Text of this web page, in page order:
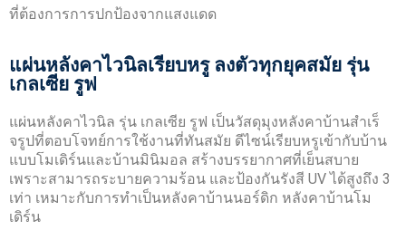
ที่ต้องการการปกป้องจากแสงแดด
แผ่นหลังคาไวนิลเรียบหรู ลงตัวทุกยุคสมัย รุ่น
เกลเซีย รูฟ
แผ่นหลังคาไวนิล รุ่น เกลเซีย รูฟ เป็นวัสดุมุงหลังคาบ้านสําเร็
จรูปที่ตอบโจทย์การใช้งานที่ทันสมัย ดีไซน์เรียบหรูเข้ากับบ้าน
แบบโมเดิร์นและบ้านมินิมอล สร้างบรรยากาศที่เย็นสบาย
เพราะสามารถระบายความร้อน และป้องกันรังสี UV ได้สูงถึง 3
เท่า เหมาะกับการทำเป็นหลังคาบ้านนอร์ดิก หลังคาบ้านโม
เดิร์น